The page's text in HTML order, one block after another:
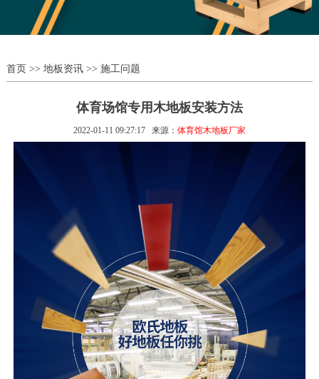
首页>> 地板资讯>> 施工问题
体育场馆专用木地板安装方法
2022-01-11 09:27:17 来源： 体育馆木地板厂家